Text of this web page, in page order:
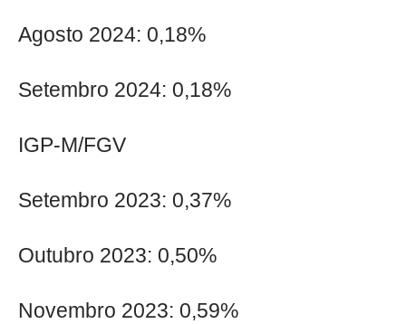
Agosto 2024: 0,18%
Setembro 2024: 0,18%
IGP-M/FGV
Setembro 2023: 0,37%
Outubro 2023: 0,50%
Novembro 2023: 0,59%